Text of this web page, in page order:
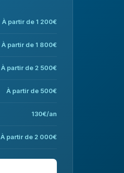
À partir de 1 200€
À partir de 1 800€
À partir de 2 500€
À partir de 500€
130€/an
À partir de 2 000€